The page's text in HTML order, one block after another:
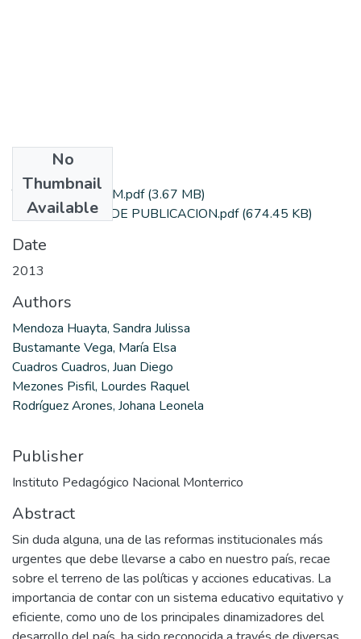
No
Thumbnail
Available
TESIS FINAL IPNM.pdf(3.67 MB)
AUTORIZACION DE PUBLICACION.pdf(674.45 KB)
Date
2013
Authors
Mendoza Huayta, Sandra Julissa
Bustamante Vega, María Elsa
Cuadros Cuadros, Juan Diego
Mezones Pisfil, Lourdes Raquel
Rodríguez Arones, Johana Leonela
Publisher
Instituto Pedagógico Nacional Monterrico
Abstract
Sin duda alguna, una de las reformas institucionales más
urgentes que debe llevarse a cabo en nuestro país, recae
sobre el terreno de las políticas y acciones educativas. La
importancia de contar con un sistema educativo equitativo y
eficiente, como uno de los principales dinamizadores del